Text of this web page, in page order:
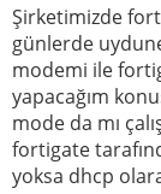
Şirketimizde
günlerde
modemi ile
yapacağım
mode da mı
fortigate
yoksa dhcp